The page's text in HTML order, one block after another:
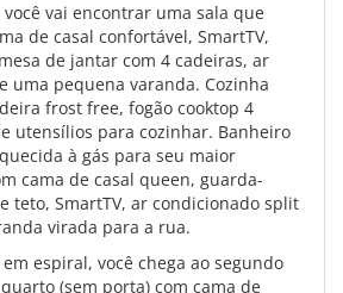
vai encontrar uma sala que
de casal confortável, SmartTV,
de jantar com 4 cadeiras, ar
uma pequena varanda. Cozinha
frost free, fogão cooktop 4
utensílios para cozinhar. Banheiro
à gás para seu maior
cama de casal queen, guarda-
teto, SmartTV, ar condicionado split
virada para a rua.
espiral, você chega ao segundo
(sem porta) com cama de